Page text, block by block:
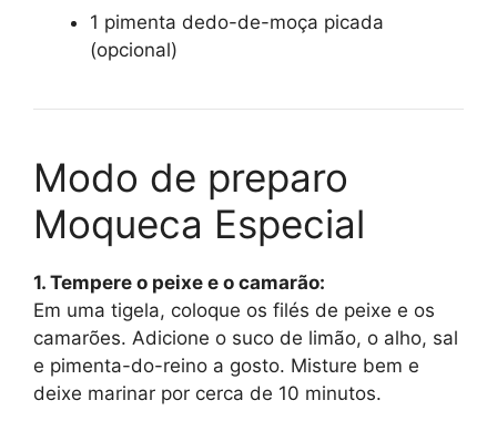
1 pimenta dedo-de-moça picada
(opcional)
Modo de preparo
Moqueca Especial
1. Tempere o peixe e o camarão:
Em uma tigela, coloque os filés de peixe e os
camarões. Adicione o suco de limão, o alho, sal
e pimenta-do-reino a gosto. Misture bem e
deixe marinar por cerca de 10 minutos.